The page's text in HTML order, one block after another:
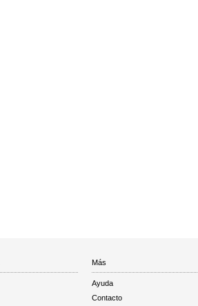
Más
Ayuda
Contacto